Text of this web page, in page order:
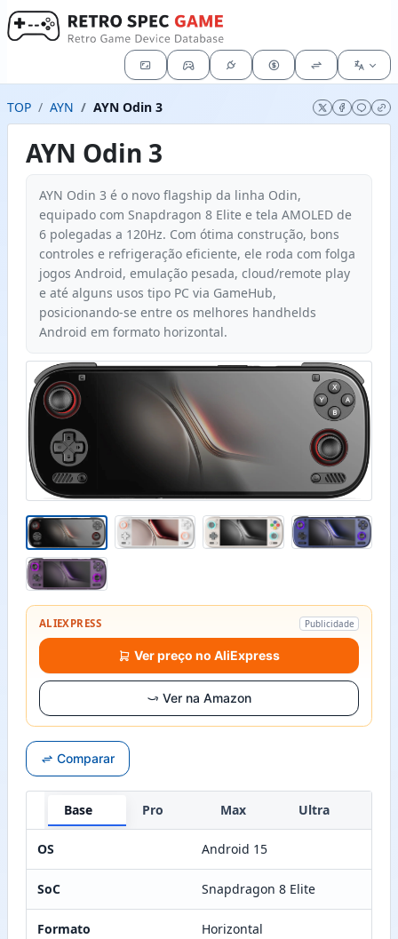
TOP AYN AYN Odin 3
AYN Odin 3
AYN Odin 3 é o novo flagship da linha Odin,
equipado com Snapdragon 8 Elite e tela AMOLED de
6 polegadas a 120Hz. Com ótima construção, bons
controles e refrigeração eficiente, ele roda com folga
jogos Android, emulação pesada, cloud/remote play
e até alguns usos tipo PC via GameHub,
posicionando-se entre os melhores handhelds
Android em formato horizontal.
ALIEXPRESS Publicidade
Ver preço no AliExpress
Ver na Amazon
Comparar
Base Pro Max Ultra
OS Android 15
SoC Snapdragon 8 Elite
Formato Horizontal